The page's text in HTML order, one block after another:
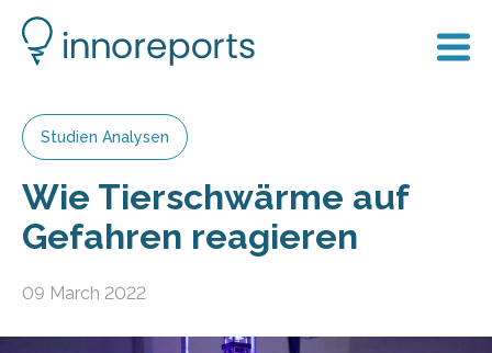
Studien Analysen
Wie Tierschwärme auf
Gefahren reagieren
09 March 2022